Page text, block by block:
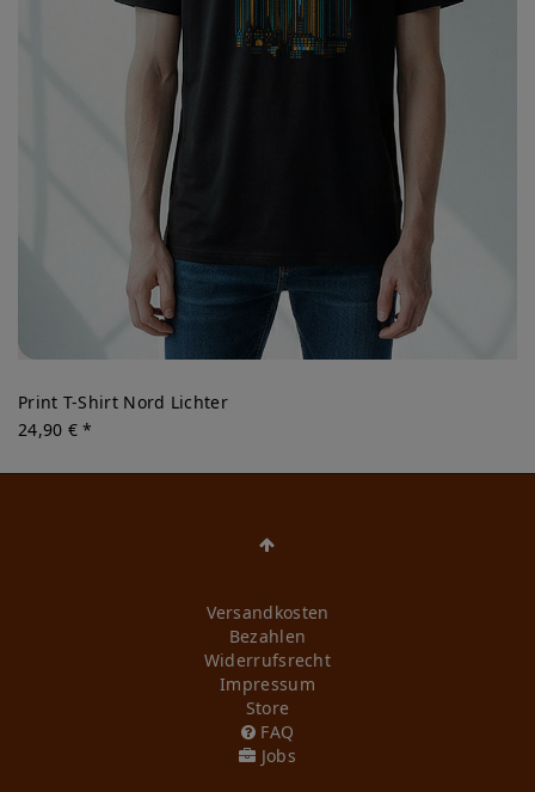
Print T-Shirt Nord Lichter
24,90 € *
Versandkosten
Bezahlen
Widerrufs­recht
Impressum
Store
FAQ
Jobs